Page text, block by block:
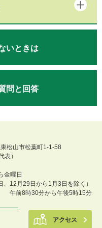
いときは
問と回答
松山市松葉町1-1-58
表）
金曜日
、12月29日から1月3日を除く）
午前8時30分から午後5時15分
アクセス